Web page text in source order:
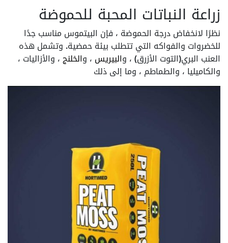
زراعة النباتات المحبة للحموضة
نظرًا لانخفاض درجة الحموضة ، فإن البيتموس مناسب جدًا
للخضروات والفواكه التي تتطلب بيئة حمضية. وتشمل هذه
العنب البري(التوت الأزرق) ، والبيريس ، والخلنج، والأزاليات ،
والكاميليا ، والطماطم ، وما إلى ذلك